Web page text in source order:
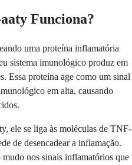
Funciona?
uma proteína inflamatória
sistema imunológico produz em
Essa proteína age como um sinal
em alta, causando
ele se liga às moléculas de TNF-
de desencadear a inflamação.
nos sinais inflamatórios que